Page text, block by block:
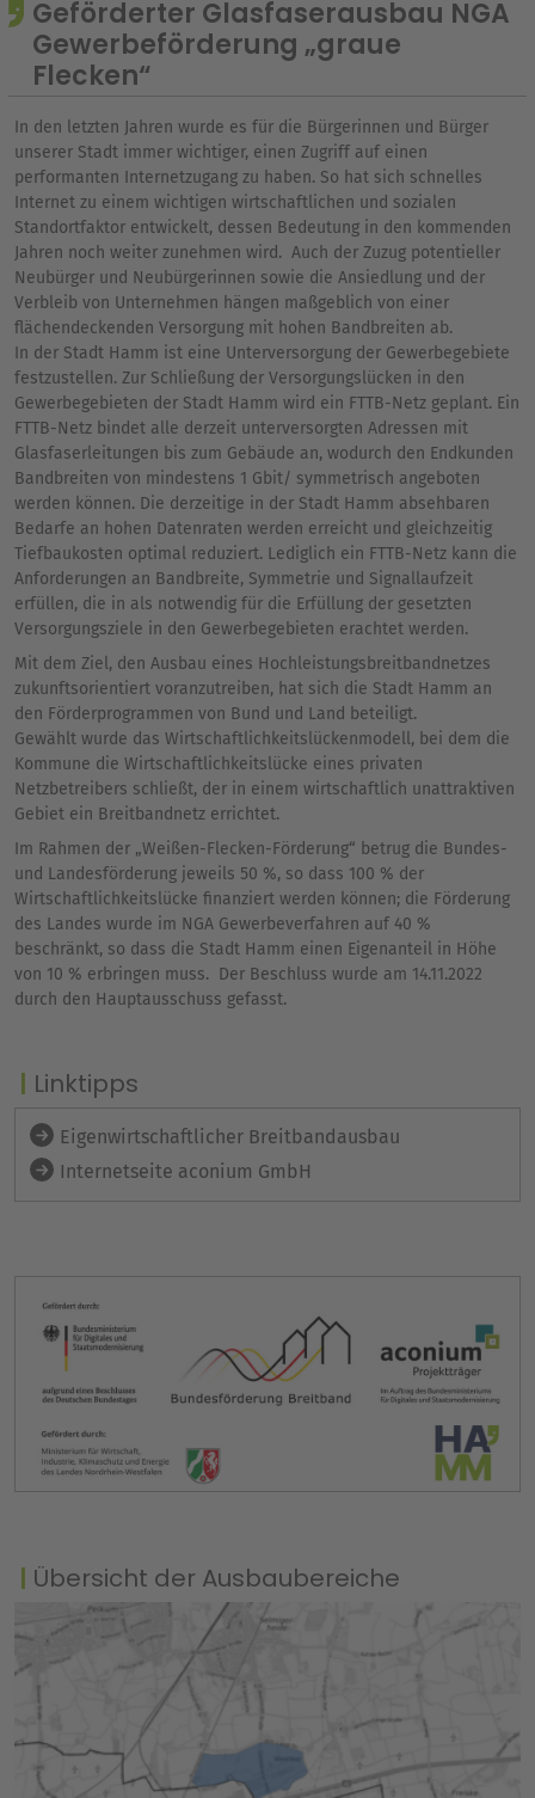
Geförderter Glasfaserausbau NGA
Gewerbeförderung „graue
Flecken“
In den letzten Jahren wurde es für die Bürgerinnen und Bürger
unserer Stadt immer wichtiger, einen Zugriff auf einen
performanten Internetzugang zu haben. So hat sich schnelles
Internet zu einem wichtigen wirtschaftlichen und sozialen
Standortfaktor entwickelt, dessen Bedeutung in den kommenden
Jahren noch weiter zunehmen wird. Auch der Zuzug potentieller
Neubürger und Neubürgerinnen sowie die Ansiedlung und der
Verbleib von Unternehmen hängen maßgeblich von einer
flächendeckenden Versorgung mit hohen Bandbreiten ab.
In der Stadt Hamm ist eine Unterversorgung der Gewerbegebiete
festzustellen. Zur Schließung der Versorgungslücken in den
Gewerbegebieten der Stadt Hamm wird ein FTTB-Netz geplant. Ein
FTTB-Netz bindet alle derzeit unterversorgten Adressen mit
Glasfaserleitungen bis zum Gebäude an, wodurch den Endkunden
Bandbreiten von mindestens 1 Gbit/ symmetrisch angeboten
werden können. Die derzeitige in der Stadt Hamm absehbaren
Bedarfe an hohen Datenraten werden erreicht und gleichzeitig
Tiefbaukosten optimal reduziert. Lediglich ein FTTB-Netz kann die
Anforderungen an Bandbreite, Symmetrie und Signallaufzeit
erfüllen, die in als notwendig für die Erfüllung der gesetzten
Versorgungsziele in den Gewerbegebieten erachtet werden.
Mit dem Ziel, den Ausbau eines Hochleistungsbreitbandnetzes
zukunftsorientiert voranzutreiben, hat sich die Stadt Hamm an
den Förderprogrammen von Bund und Land beteiligt.
Gewählt wurde das Wirtschaftlichkeitslückenmodell, bei dem die
Kommune die Wirtschaftlichkeitslücke eines privaten
Netzbetreibers schließt, der in einem wirtschaftlich unattraktiven
Gebiet ein Breitbandnetz errichtet.
Im Rahmen der „Weißen-Flecken-Förderung“ betrug die Bundes-
und Landesförderung jeweils 50 %, so dass 100 % der
Wirtschaftlichkeitslücke finanziert werden können; die Förderung
des Landes wurde im NGA Gewerbeverfahren auf 40 %
beschränkt, so dass die Stadt Hamm einen Eigenanteil in Höhe
von 10 % erbringen muss. Der Beschluss wurde am 14.11.2022
durch den Hauptausschuss gefasst.
Linktipps
Eigenwirtschaftlicher Breitbandausbau
Internetseite aconium GmbH
Übersicht der Ausbaubereiche